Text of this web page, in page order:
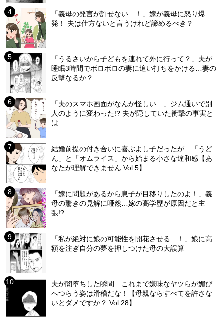
「義母の発言が許せない…！」嫁が義母に怒り爆
発！ 夫は仕方ないと言うけれど諦めるべき？
「うるさいから子どもを連れて外に行って？」夫が
睡眠3時間でボロボロの妻に追い打ちをかける…妻の
反撃なるか？
「夫のスマホ画面がなんか怪しい…」ジム通いで別
人のように変わった!? 夫が隠していた衝撃の事実と
は
結婚前提の付き合いに喜ぶよし子だったが…「うど
ん」と「オムライス」から始まる小さな違和感【あ
なたが理解できません Vol.5】
「嫁に問題があるから息子が目移りしたのよ！」義
母の驚きの見解に唖然…嫁の高学歴が原因だと主
張!?
「私が絶対に娘の可能性を開花させる…！」娘に高
額を注ぎ自分の夢を押しつけた母の大誤算
夫が闇堕ちした瞬間…これまで嫌味なヤツらが媚び
へつらう姿は滑稽だな！【母親ならすべてを許さな
いとダメですか？ Vol.28】